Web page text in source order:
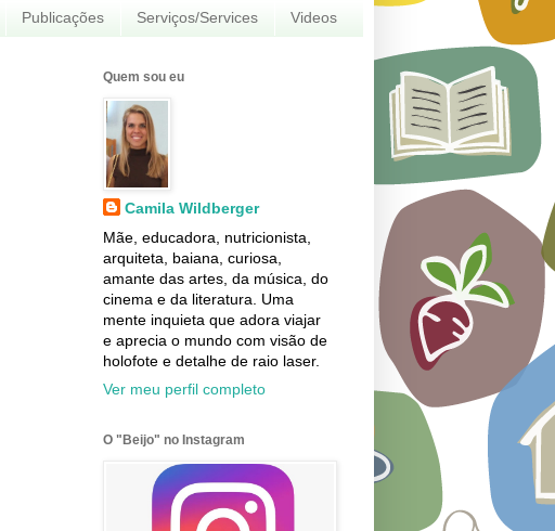
Publicações Serviços/Services Videos
Quem sou eu
Camila Wildberger
Mãe, educadora, nutricionista,
arquiteta, baiana, curiosa,
amante das artes, da música, do
cinema e da literatura. Uma
mente inquieta que adora viajar
e aprecia o mundo com visão de
holofote e detalhe de raio laser.
Ver meu perfil completo
O "Beijo" no Instagram